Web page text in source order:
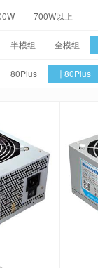
700W以上
半模组 全模组
80Plus 非80Plus